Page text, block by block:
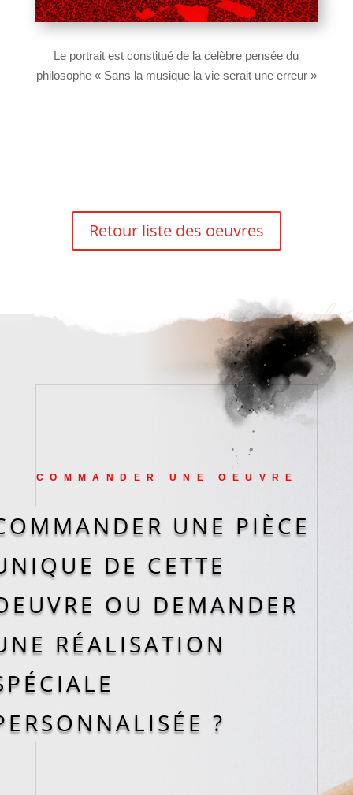
Le portrait est constitué de la celèbre pensée du
philosophe « Sans la musique la vie serait une erreur »
Retour liste des oeuvres
en savoir plus
COMMANDER UNE OEUVRE
UNE PIÈCE
DE CETTE
OU DEMANDER
RÉALISATION
?